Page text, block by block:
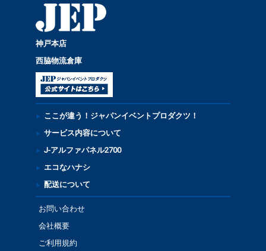
神戸本店
西脇物流倉庫
ここが違う！ジャパンイベントプロダクツ！
サービス内容について
J-アルファパネル2700
エコなハナシ
配送について
お問い合わせ
会社概要
ご利用規約